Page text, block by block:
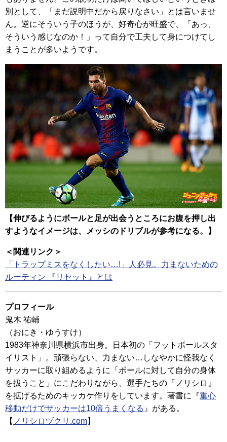
別として、「まだ説明中だから戻りなさい」とは言いませ
ん。逆にそういう子のほうが、好奇心が旺盛で、「あっ、
そういう感じなのか！」って自分で工夫して身につけてし
まうことが多いようです。
【伸びるようにボールと足が出会うところにお腹を押し出
すようなイメージは、メッシのドリブルが参考になる。】
＜関連リンク＞
「トラップミスをなくしたい…!」人必見。力まないための
ルーティン 『リセット』とは
プロフィール
鬼木 祐輔
（おにき・ゆうすけ）
1983年神奈川県横浜市出身。日本初の「フットボールスタ
イリスト」。頑張らない、力まない…しなやかに怪我なく
サッカーに取り組めるように「ボールに対して自分の身体
を扱うこと」にこだわりながら、選手たちの『ノリシロ』
を拡げるためのキッカケ作りをしています。著書に『重心
移動だけでサッカーは10倍うまくなる 』がある。
【 ノリシロヅクリ.com】